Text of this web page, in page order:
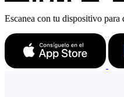
Escanea con tu dispositivo